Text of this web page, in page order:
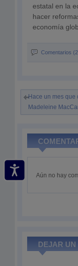
estatal en la
hacer
economía
Comentarios
Hace un mes que
Madeleine
Aún no hay
DEJAR UN